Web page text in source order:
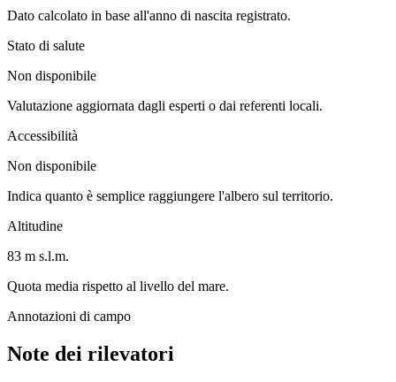
Dato calcolato in base all'anno di nascita registrato.
Stato di salute
Non disponibile
Valutazione aggiornata dagli esperti o dai referenti locali.
Accessibilità
Non disponibile
Indica quanto è semplice raggiungere l'albero sul territorio.
Altitudine
83 m s.l.m.
Quota media rispetto al livello del mare.
Annotazioni di campo
Note dei rilevatori